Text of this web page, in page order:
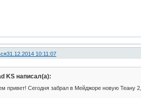
31.12.2014 10:11:07
KS написал(а):
привет! Сегодня забрал в Мейджоре новую Теану